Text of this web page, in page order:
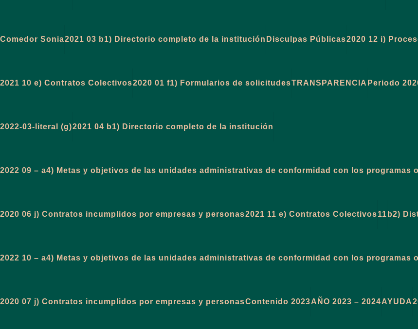
Comedor Sonia2021 03 b1) Directorio completo de la institución Disculpas Públicas2020 12 i)
2021 10 e) Contratos Colectivos2020 01 f1) Formularios de solicitudesTRANSPARENCIA Periodo
2022-03-literal (g)2021 04 b1) Directorio completo de la institución
2022 09 – a4) Metas y objetivos de las unidades administrativas de conformidad con los programas
2020 06 j) Contratos incumplidos por empresas y personas2021 11 e) Contratos Colectivos11 b2)
2022 10 – a4) Metas y objetivos de las unidades administrativas de conformidad con los programas
2020 07 j) Contratos incumplidos por empresas y personasContenido 2023AÑO 2023 – 2024AYUDA